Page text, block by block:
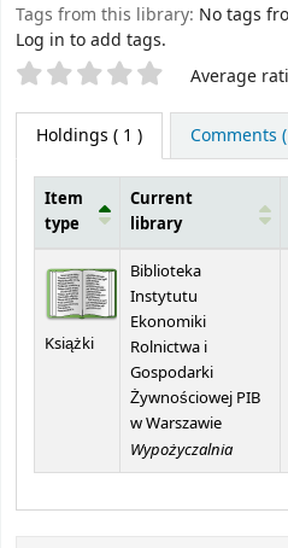
Tags from this library: No tags
Log in to add tags.
Star ratings Average
Holdings ( 1 ) Comments
Item
type
Current
library
Książki
Biblioteka
Instytutu
Ekonomiki
Rolnictwa i
Gospodarki
Żywnościowej PIB
w Warszawie
Wypożyczalnia